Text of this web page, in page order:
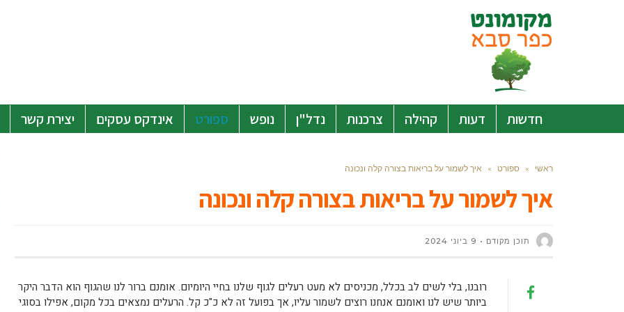
חדשות דעות קהילה צרכנות נדל"ן נופש ספורט אינדקס עסקים יצירת קשר
ראשי » ספורט » איך לשמור על בריאות בצורה קלה ונכונה
איך לשמור על בריאות בצורה קלה ונכונה
תוכן מקודם 9 ביוני 2024
רובנו, בלי לשים לב בכלל, מכניסים לא מעט רעלים לגוף שלנו בחיי היומיום. אומנם ברור לנו שהגוף הוא הדבר היקר
ביותר שיש לנו ואומנם אנחנו רוצים לשמור עליו, אך בפועל זה לא כ"כ קל. הרעלים נמצאים בכל מקום, אפילו בסוגי